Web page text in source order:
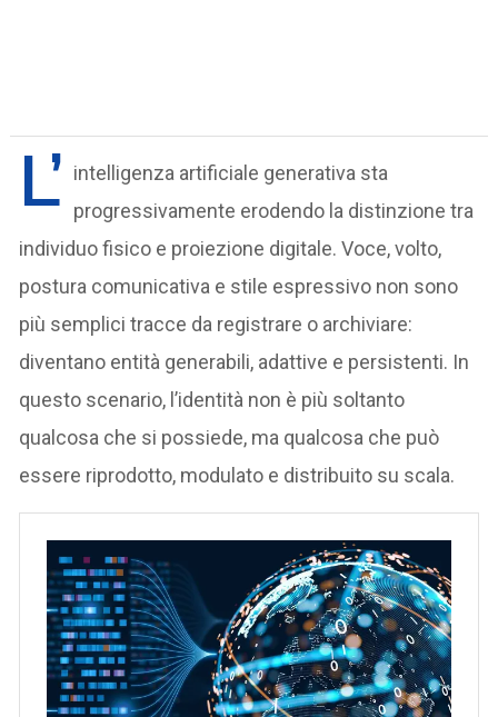
L’ intelligenza artificiale generativa sta
progressivamente erodendo la distinzione tra
individuo fisico e proiezione digitale. Voce, volto,
postura comunicativa e stile espressivo non sono
più semplici tracce da registrare o archiviare:
diventano entità generabili, adattive e persistenti. In
questo scenario, l’identità non è più soltanto
qualcosa che si possiede, ma qualcosa che può
essere riprodotto, modulato e distribuito su scala.